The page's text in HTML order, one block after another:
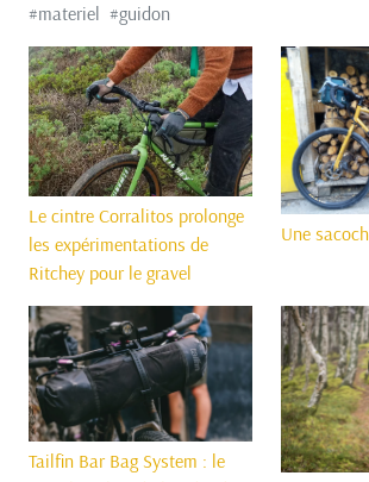
#materiel #guidon
Le cintre Corralitos prolonge
les expérimentations de
Ritchey pour le gravel
Une
Tailfin Bar Bag System : le